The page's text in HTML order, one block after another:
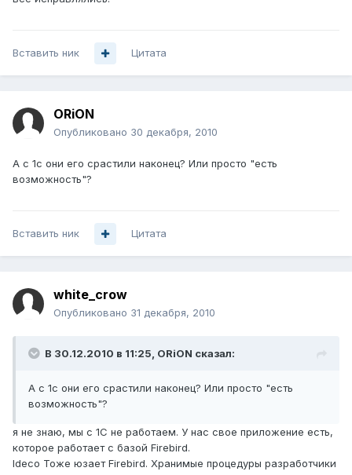
Вставить ник Цитата
ORiON
Опубликовано 30 декабря, 2010
А с 1c они его срастили наконец? Или просто "есть
возможность"?
Вставить ник Цитата
white_crow
Опубликовано 31 декабря, 2010
В 30.12.2010 в 11:25, ORiON сказал:
А с 1c они его срастили наконец? Или просто "есть
возможность"?
я не знаю, мы с 1С не работаем. У нас свое приложение есть,
которое работает с базой Firebird.
Ideco Тоже юзает Firebird. Хранимые процедуры разработчики